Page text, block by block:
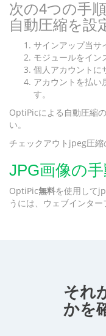
次の4つの手
自動圧縮を設
サインアップ当サ
モジュールをイン
個人アカウントに
アカウントを払い
す。
OptiPicによる自動圧縮
い。
チェックアウトjpeg圧
JPG画像の
OptiPic無料を使用して
うには、 ウェブインター
それ
かを